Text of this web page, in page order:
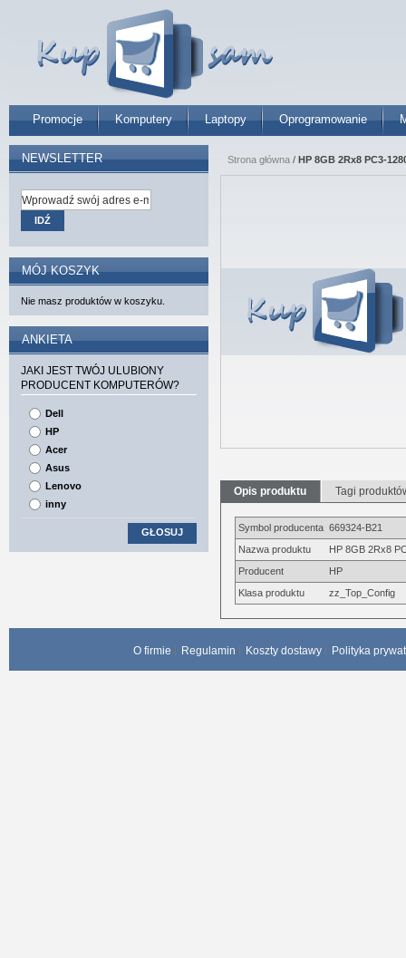
Promocje Komputery Laptopy Oprogramowanie
Strona główna / HP 8GB 2Rx8 PC3-
Opis produktu Tagi
Symbol producenta 669324-B21
Nazwa produktu
HP 8GB 2Rx8
Producent
HP
Klasa produktu
zz_Top_Config
NEWSLETTER
IDŹ
MÓJ KOSZYK
Nie masz produktów w koszyku.
ANKIETA
JAKI JEST TWÓJ ULUBIONY
PRODUCENT KOMPUTERÓW?
Dell
HP
Acer
Asus
Lenovo
inny
GŁOSUJ
O firmie Regulamin Koszty dostawy Polityka